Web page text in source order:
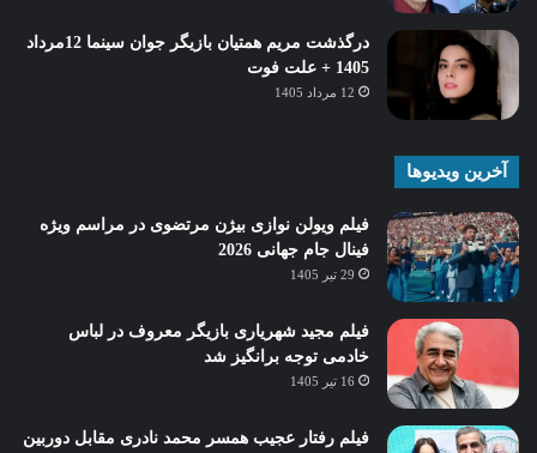
درگذشت مریم همتیان بازیگر جوان سینما 12مرداد
1405 + علت فوت
12 مرداد 1405
آخرین ویدیوها
فیلم ویولن نوازی بیژن مرتضوی در مراسم ویژه
فینال جام جهانی 2026
29 تیر 1405
فیلم مجید شهریاری بازیگر معروف در لباس
خادمی توجه برانگیز شد
16 تیر 1405
فیلم رفتار عجیب همسر محمد نادری مقابل دوربین